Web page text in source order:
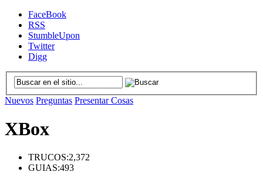
FaceBook
RSS
StumbleUpon
Twitter
Digg
Nuevos Preguntas Presentar Cosas
XBox
TRUCOS:2,372
GUIAS:493